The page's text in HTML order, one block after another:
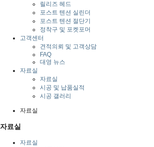
릴리즈 헤드
포스트 텐션 실린더
포스트 텐션 절단기
정착구 및 포켓포머
고객센터
견적의뢰 및 고객상담
FAQ
대영 뉴스
자료실
자료실
시공 및 납품실적
시공 갤러리
자료실
자료실
자료실